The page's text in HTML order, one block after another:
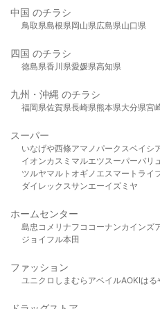
中国 のチラシ
鳥取県島根県岡山県広島県山口県
四国 のチラシ
徳島県香川県愛媛県高知県
九州・沖縄 のチラシ
福岡県佐賀県長崎県熊本県大分県宮
スーパー
いなげや西條アマノパークスベイシ
イオンカスミ マルエツスーパーバリ
ツルヤマルト オギノ エスマート ライ
ダイレックスサンエーイズミヤ
ホームセンター
島忠 コメリ ナフコ コーナンカインズ
ジョイフル本田
ファッション
ユニクロ しまむら アベイルAOKIはる